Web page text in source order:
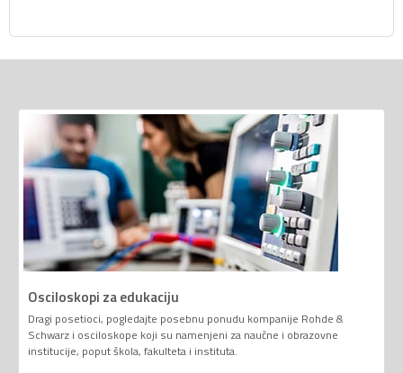
Osciloskopi za edukaciju
Dragi posetioci, pogledajte posebnu ponudu kompanije Rohde &
Schwarz i osciloskope koji su namenjeni za naučne i obrazovne
institucije, poput škola, fakulteta i instituta.